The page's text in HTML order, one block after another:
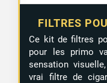
FILTRES
Ce kit de filtres
pour les primo
sensation
vrai filtre de